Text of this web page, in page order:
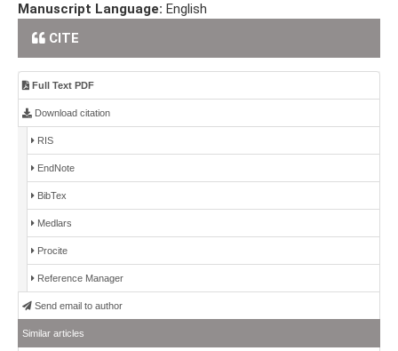
Manuscript Language: English
CITE
Full Text PDF
Download citation
RIS
EndNote
BibTex
Medlars
Procite
Reference Manager
Send email to author
Similar articles